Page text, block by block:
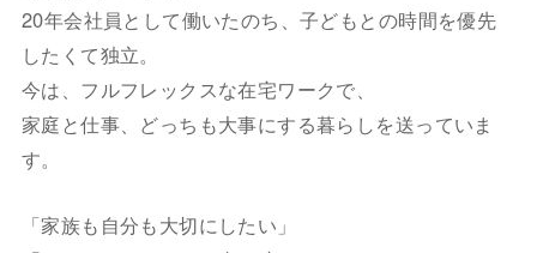
20年会社員として働いたのち、子どもとの時間を優先
したくて独立。
今は、フルフレックスな在宅ワークで、
家庭と仕事、どっちも大事にする暮らしを送っていま
す。
「家族も自分も大切にしたい」